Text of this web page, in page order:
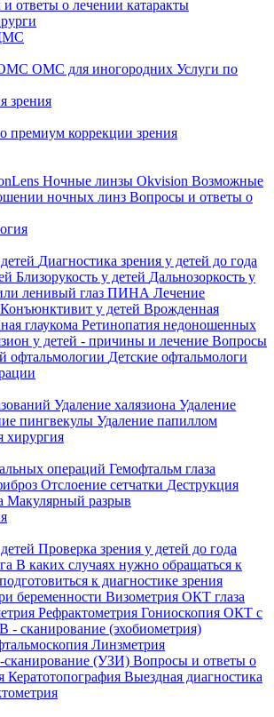
ответы о лечении катаракты
ОМС ОМС для иногородних Услуги по
зрения
премиум коррекции зрения
Ночные линзы Okvision Возможные
ночных линз Вопросы и ответы о
Диагностика зрения у детей до года
Близорукость у детей Дальнозоркость у
ленивый глаз ПИНА Лечение
Конъюнктивит у детей Врожденная
глаукома Ретинопатия недоношенных
у детей - причины и лечение Вопросы
офтальмологии Детские офтальмологи
Удаление халязиона Удаление
пингвекулы Удаление папиллом
хирургия
операций Гемофтальм глаза
Отслоение сетчатки Деструкция
Макулярный разрыв
Проверка зрения у детей до года
В каких случаях нужно обращаться к
к диагностике зрения
беременности Визометрия ОКТ глаза
Рефрактометрия Гониоскопия ОКТ с
- сканирование (эхобиометрия)
Линзметрия
(УЗИ) Вопросы и ответы о
Кератотопография Выездная диагностика